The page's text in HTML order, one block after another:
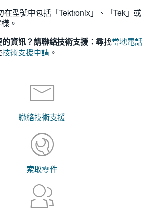
在型號中包括「Tektronix」、「Tek」或
。
資訊？請聯絡技術支援： 尋找當地電話
技術支援申請 。
聯絡技術支援
索取零件